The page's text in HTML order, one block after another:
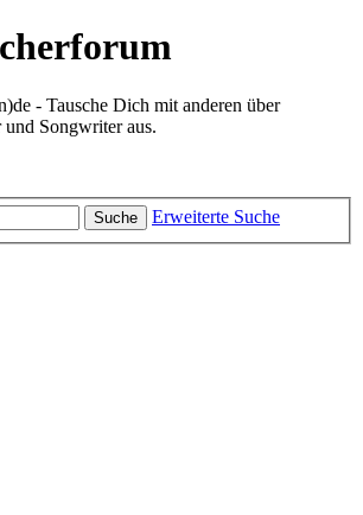
- Tausche Dich mit anderen über
Songwriter aus.
Suche Erweiterte Suche